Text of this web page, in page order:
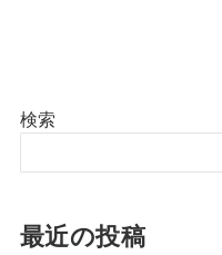
検索
最近の投稿